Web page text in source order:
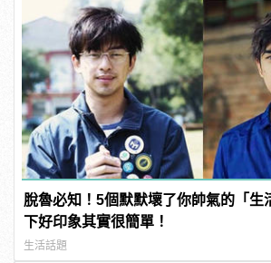
脫魯必知！5個默默壞了你帥氣的「生
下好印象其實很簡單！
生活話題